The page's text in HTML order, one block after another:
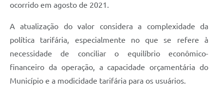
Galeria de Fotos
Notícias
Legislação
Links
ocorrido em agosto de 2021.
A atualização do valor considera a complexidade da
política tarifária, especialmente no que se refere à
necessidade de conciliar o equilíbrio econômico-
financeiro da operação, a capacidade orçamentária do
Município e a modicidade tarifária para os usuários.